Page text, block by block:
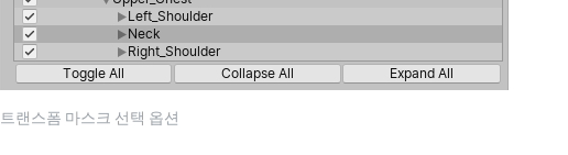
트랜스폼 마스크 선택 옵션